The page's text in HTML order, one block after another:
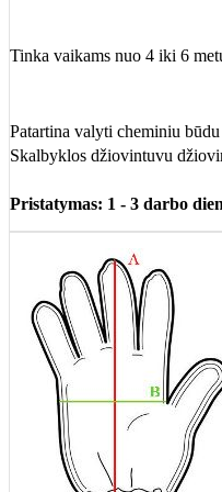
Tinka vaikams nuo 4 iki 6
Patartina valyti cheminiu
Skalbyklos džiovintuvu
Pristatymas: 1 - 3 darbo